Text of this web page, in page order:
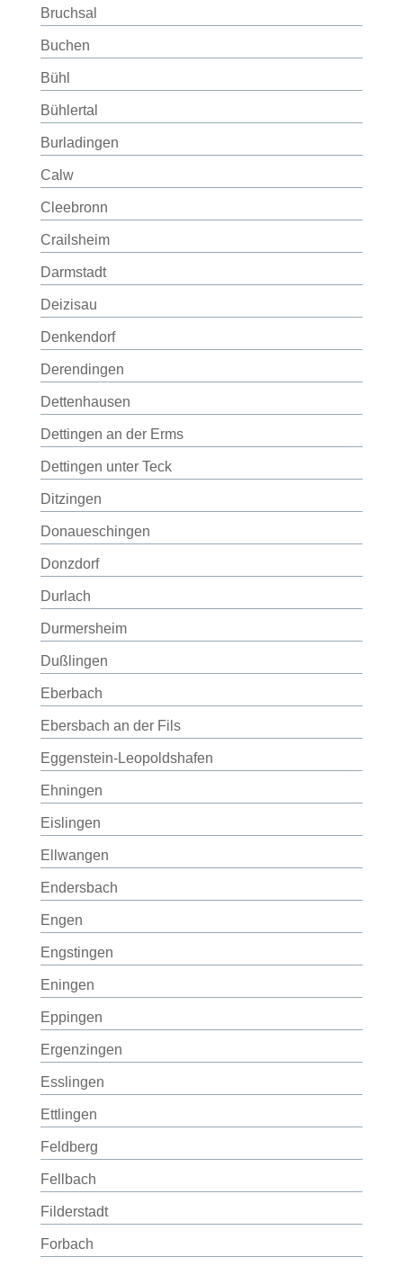
Bruchsal
Buchen
Bühl
Bühlertal
Burladingen
Calw
Cleebronn
Crailsheim
Darmstadt
Deizisau
Denkendorf
Derendingen
Dettenhausen
Dettingen an der Erms
Dettingen unter Teck
Ditzingen
Donaueschingen
Donzdorf
Durlach
Durmersheim
Dußlingen
Eberbach
Ebersbach an der Fils
Eggenstein-Leopoldshafen
Ehningen
Eislingen
Ellwangen
Endersbach
Engen
Engstingen
Eningen
Eppingen
Ergenzingen
Esslingen
Ettlingen
Feldberg
Fellbach
Filderstadt
Forbach